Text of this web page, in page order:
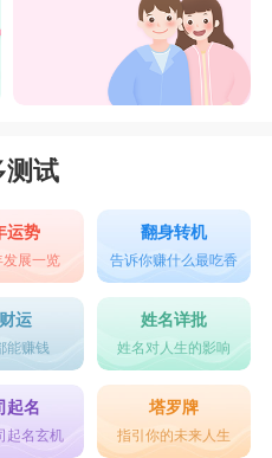
测试
运势
发展一览
翻身转机
告诉你赚什么最吃香
运
能赚钱
姓名详批
姓名对人生的影响
起名
起名玄机
塔罗牌
指引你的未来人生